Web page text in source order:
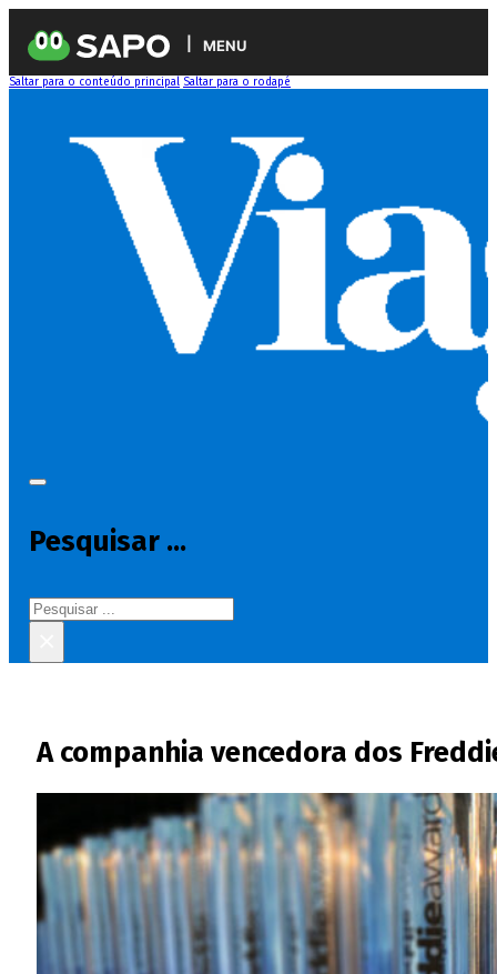
MENU
Saltar para o conteúdo principal Saltar para o rodapé
Pesquisar ...
Pesquisar
A companhia vencedora dos